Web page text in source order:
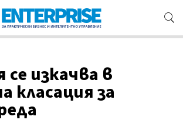
се изкачва в
класация за